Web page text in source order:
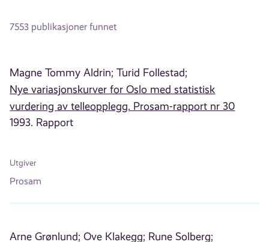
7553 publikasjoner funnet
Magne Tommy Aldrin; Turid Follestad;
Nye variasjonskurver for Oslo med statistisk
vurdering av telleopplegg. Prosam-rapport nr 30
1993. Rapport
Utgiver
Prosam
Arne Grønlund; Ove Klakegg; Rune Solberg;